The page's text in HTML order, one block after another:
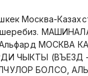
Москва-
МОСКВА
ЧЫКТЫ (ВЪЕЗД
БОЛСО,